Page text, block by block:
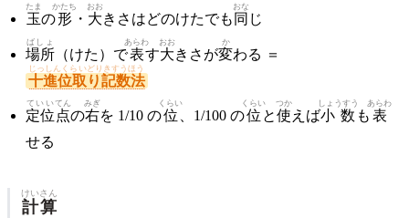
玉
たま
の形
かたち
・ 大
おお
きさはどのけたでも 同
おな
じ
場所
ばしょ
（けた）で表
あらわ
す大
おお
きさが変
か
わる ＝
十進位取り記数法
じっしんくらいどりきすうほう
定位
ていい
点
てん
の右
みぎ
を 1/10 の位
くらい
、1/100 の位
くらい
と使
つか
えば小数
しょうすう
も 表
あらわ
せる
計算
けいさん